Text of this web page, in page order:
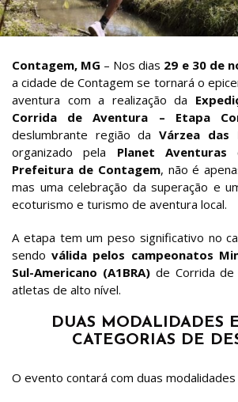
Contagem, MG – Nos dias 29 e 30 de
a cidade de Contagem se tornará o
aventura com a realização da
Corrida de Aventura – Etapa
deslumbrante região daVárzea das
organizado pela Planet Aventuras
Prefeitura de Contagem, não é
mas uma celebração da superação e
ecoturismo e turismo de aventura local.
A etapa tem um peso significativo no
sendoválida pelos campeonatos
Sul-Americano (A1BRA)de Corrida de
atletas de alto nível.
DUAS MODALIDADES
CATEGORIAS DE
O evento contará com duas modalidades